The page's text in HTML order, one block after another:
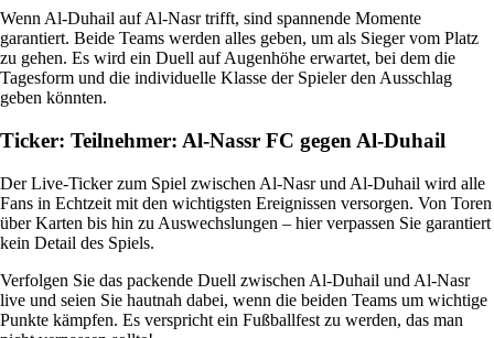
Wenn Al-Duhail auf Al-Nasr trifft, sind spannende Momente
garantiert. Beide Teams werden alles geben, um als Sieger vom Platz
zu gehen. Es wird ein Duell auf Augenhöhe erwartet, bei dem die
Tagesform und die individuelle Klasse der Spieler den Ausschlag
geben könnten.
Ticker: Teilnehmer: Al-Nassr FC gegen Al-Duhail
Der Live-Ticker zum Spiel zwischen Al-Nasr und Al-Duhail wird alle
Fans in Echtzeit mit den wichtigsten Ereignissen versorgen. Von Toren
über Karten bis hin zu Auswechslungen – hier verpassen Sie garantiert
kein Detail des Spiels.
Verfolgen Sie das packende Duell zwischen Al-Duhail und Al-Nasr
live und seien Sie hautnah dabei, wenn die beiden Teams um wichtige
Punkte kämpfen. Es verspricht ein Fußballfest zu werden, das man